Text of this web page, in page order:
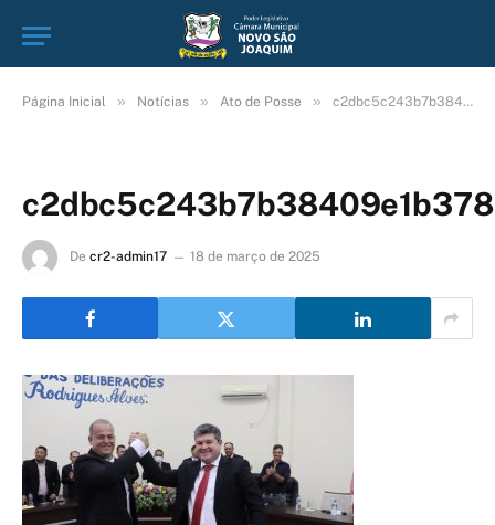
Página Inicial » Notícias » Ato de Posse » c2dbc5c243b7b38409e1b37889680f52_L
De cr2-admin17 18 de março de 2025